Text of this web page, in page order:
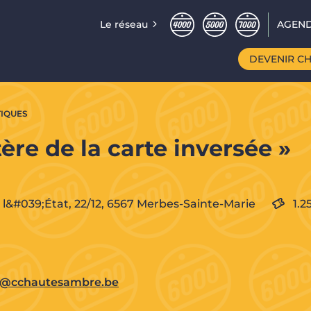
Le réseau
DEVENIR
de la carte inversée »
22/12, 6567 Merbes-Sainte-Marie